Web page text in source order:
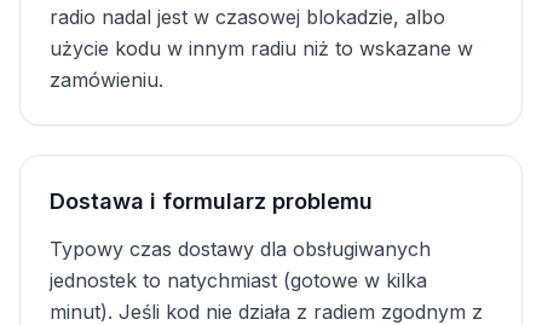
radio nadal jest w czasowej blokadzie, albo
użycie kodu w innym radiu niż to wskazane w
zamówieniu.
Dostawa i formularz problemu
Typowy czas dostawy dla obsługiwanych
jednostek to natychmiast (gotowe w kilka
minut). Jeśli kod nie działa z radiem zgodnym z